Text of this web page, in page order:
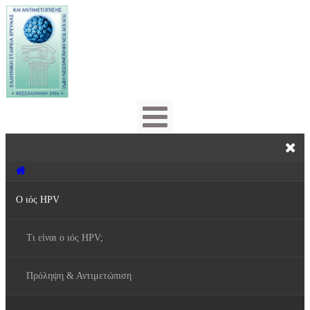
Ο ιός HPV
Τι είναι ο ιός HPV;
Πρόληψη & Αντιμετώπιση